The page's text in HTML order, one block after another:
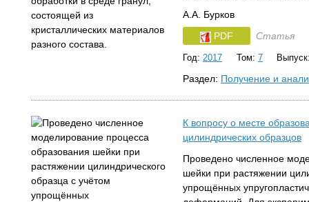
А.А. Бурков
PDF
Статья
Год: 2017 Том: 7
Раздел: Получение и
К вопросу о месте
цилиндрических образцов
Проведено численное
шейки при растяжении
упрощённых